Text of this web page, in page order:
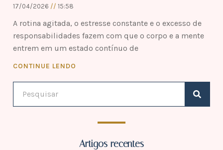
17/04/2026 15:58
A rotina agitada, o estresse constante e o excesso de
responsabilidades fazem com que o corpo e a mente
entrem em um estado contínuo de
CONTINUE LENDO
Artigos recentes